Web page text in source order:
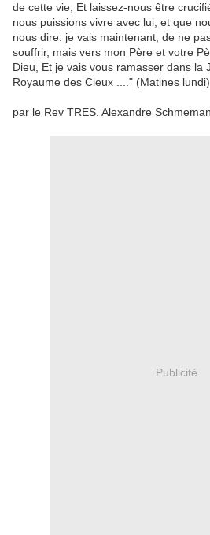
de cette vie, Et laissez-nous être
nous puissions vivre avec lui, et que
nous dire: je vais maintenant, de ne
souffrir, mais vers mon Père et votre
Dieu, Et je vais vous ramasser dans la
Royaume des Cieux ...." (Matines lundi)
par le Rev TRES. Alexandre
Publicité